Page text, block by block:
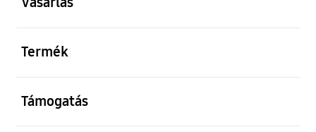
Termék
Támogatás